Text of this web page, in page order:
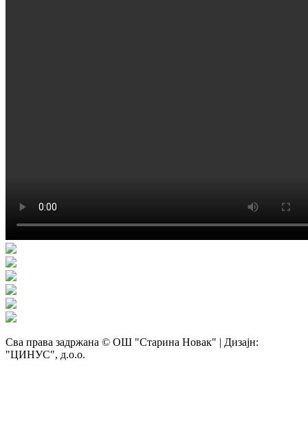
Сва права задржана © ОШ "Старина Новак" | Дизајн:
"ЦИНУС", д.о.о.